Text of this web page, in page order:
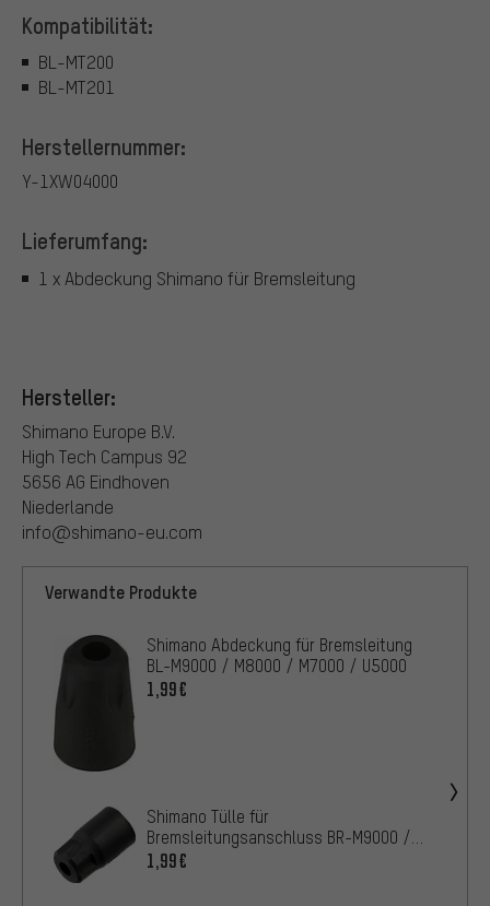
Kompatibilität:
BL-MT200
BL-MT201
Herstellernummer:
Y-1XW04000
Lieferumfang:
1 x Abdeckung Shimano für Bremsleitung
Hersteller:
Shimano Europe B.V.
High Tech Campus 92
5656 AG Eindhoven
Niederlande
info@shimano-eu.com
Verwandte Produkte
Shimano Abdeckung für Bremsleitung
BL-M9000 / M8000 / M7000 / U5000
1,99€
Shimano Tülle für
Bremsleitungsanschluss BR-M9000 /
M8000 / M820 / SM-BH90
1,99€